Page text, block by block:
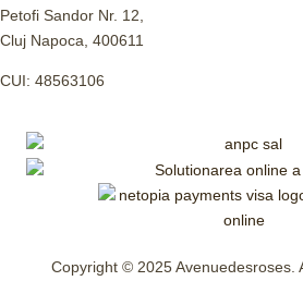
Petofi Sandor Nr. 12,
Cluj Napoca, 400611
CUI: 48563106
Copyright © 2025 Avenuedesroses.